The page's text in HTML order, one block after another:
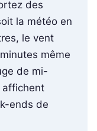
des
la météo en
le vent
même
de mi-
ends de